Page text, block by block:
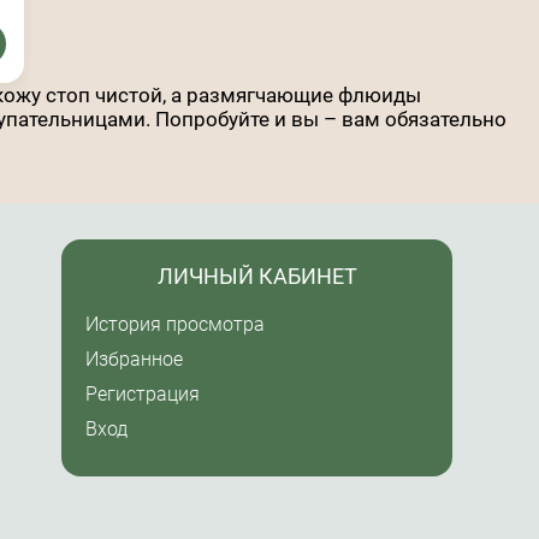
стоп чистой, а размягчающие флюиды
Попробуйте и вы – вам обязательно
ЛИЧНЫЙ КАБИНЕТ
История просмотра
Избранное
Регистрация
Вход